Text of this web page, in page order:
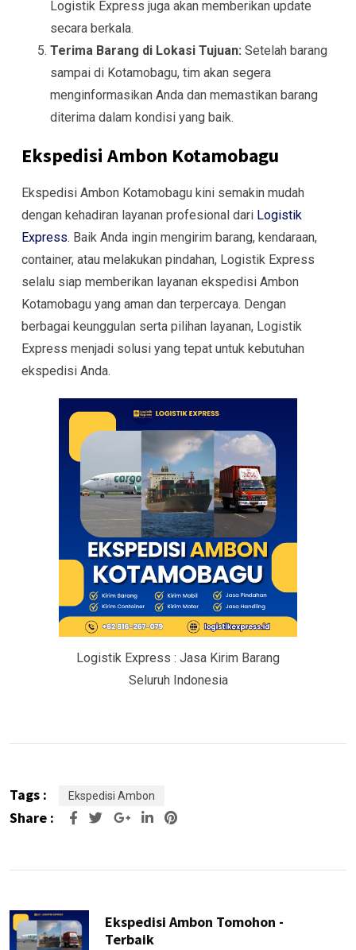
Logistik Express juga akan memberikan update
secara berkala.
Terima Barang di Lokasi Tujuan: Setelah barang
sampai di Kotamobagu, tim akan segera
menginformasikan Anda dan memastikan barang
diterima dalam kondisi yang baik.
Ekspedisi Ambon Kotamobagu
Ekspedisi Ambon Kotamobagu kini semakin mudah
dengan kehadiran layanan profesional dari Logistik
Express. Baik Anda ingin mengirim barang, kendaraan,
container, atau melakukan pindahan, Logistik Express
selalu siap memberikan layanan ekspedisi Ambon
Kotamobagu yang aman dan terpercaya. Dengan
berbagai keunggulan serta pilihan layanan, Logistik
Express menjadi solusi yang tepat untuk kebutuhan
ekspedisi Anda.
Logistik Express : Jasa Kirim Barang
Seluruh Indonesia
Tags : Ekspedisi Ambon
Share : Google+LinkedIn
Pinterest
Ekspedisi Ambon Tomohon -
Terbaik